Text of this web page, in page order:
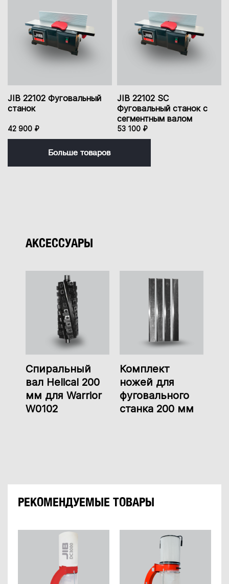
JIB 22102 Фуговальный
станок
42 900 ₽
JIB 22102 SC
Фуговальный станок с
сегментным валом
53 100 ₽
Больше товаров
АКСЕССУАРЫ
Спиральный
вал Helical 200
мм для Warrior
W0102
Комплект
ножей для
фуговального
станка 200 мм
РЕКОМЕНДУЕМЫЕ ТОВАРЫ